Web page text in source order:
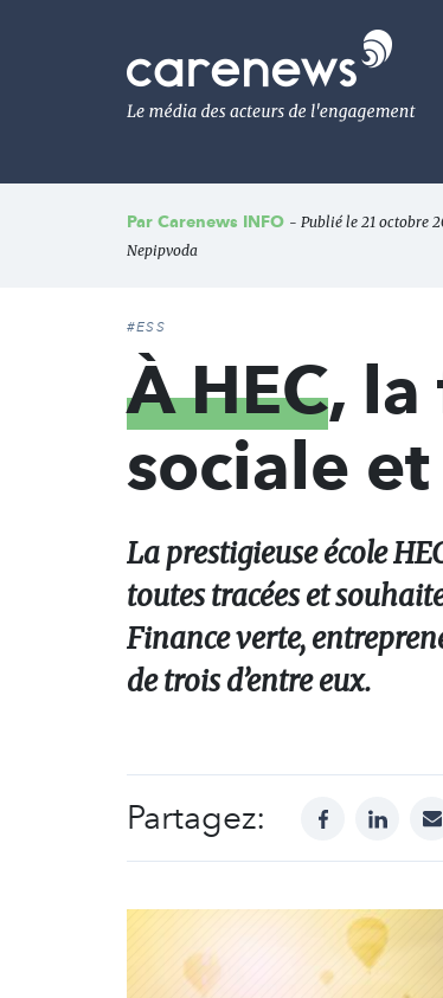
Le
média
de
l'engagement
Par Carenews INFO - Publié le 21 octobre
Nepipvoda
#ESS
À HEC,
sociale
La prestigieuse école
toutes tracées et
Finance verte,
de trois d’entre eux.
Partagez: facebooklinkedin